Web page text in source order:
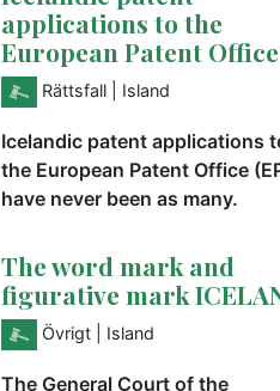
applications to the
European Patent Office
Rättsfall | Island
Icelandic patent applications
the European Patent Office
have never been as many.
The word mark and
figurative mark
Övrigt | Island
The General Court of the